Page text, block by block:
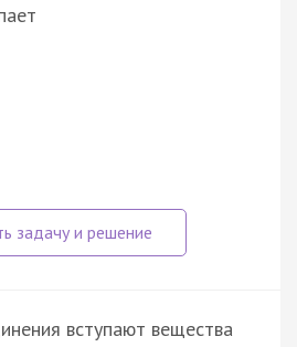
вступают вещества